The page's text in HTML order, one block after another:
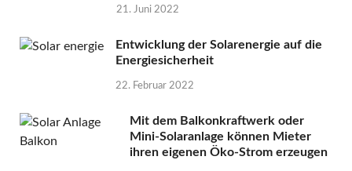
21. Juni 2022
Entwicklung der Solarenergie auf die
Energiesicherheit
22. Februar 2022
Mit dem Balkonkraftwerk oder
Mini-Solaranlage können Mieter
ihren eigenen Öko-Strom erzeugen